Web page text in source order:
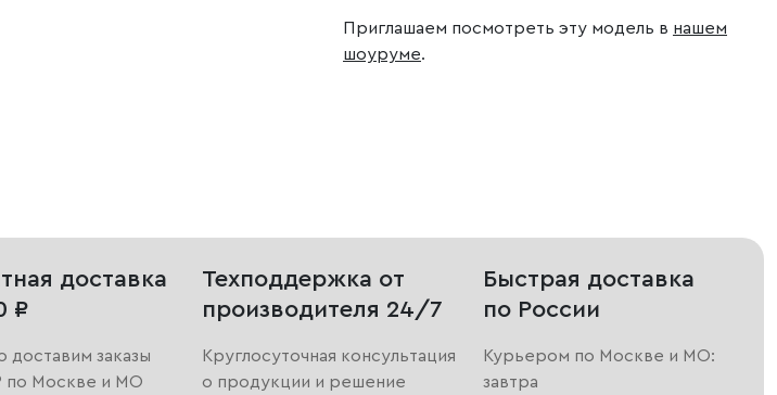
Приглашаем посмотреть эту модель в нашем
шоуруме.
доставка
₽
доставим заказы
по Москве и МО
Техподдержка от
производителя 24/7
Круглосуточная консультация
о продукции и решение
Быстрая доставка
по России
Курьером по Москве и МО:
завтра